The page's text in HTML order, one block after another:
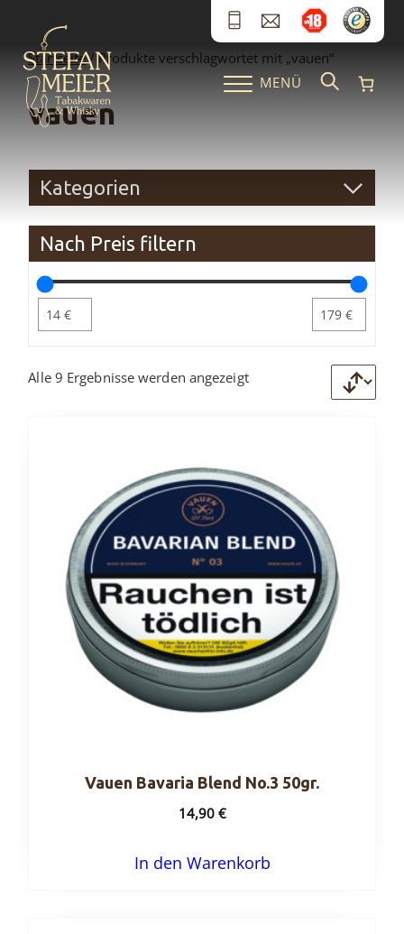
MENÜ
Startseite/ Produkte verschlagwortet mit „vauen“
vauen
Kategorien
Nach Preis filtern
Alle 9 Ergebnisse werden angezeigt
Vauen Bavaria Blend No.3 50gr.
14,90€
In den Warenkorb